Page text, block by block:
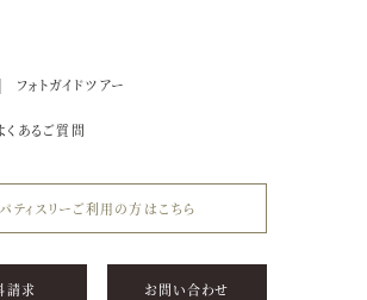
フォトガイドツアー
くあるご質問
パティスリーご利用の方はこちら
請求 お問い合わせ